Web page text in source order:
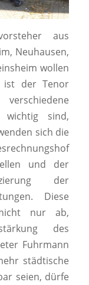
aus
Neuhausen,
wollen
ist der Tenor
sind,
sich die
und der
der
Diese
nur ab,
des
Fuhrmann
städtische
seien, dürfe